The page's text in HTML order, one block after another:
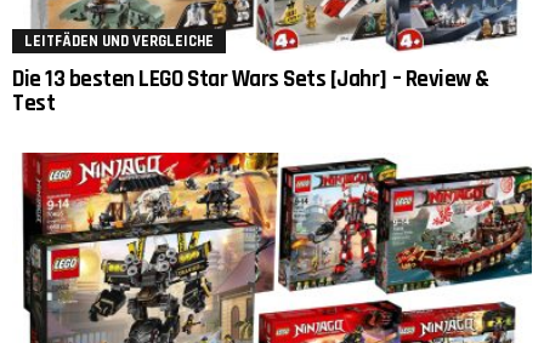
LEITFÄDEN UND VERGLEICHE
Die 13 besten LEGO Star Wars Sets [Jahr] – Review &
Test